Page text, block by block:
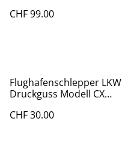
CHF 99.00
Flughafenschlepper LKW
Druckguss Modell CX
CHF 30.00